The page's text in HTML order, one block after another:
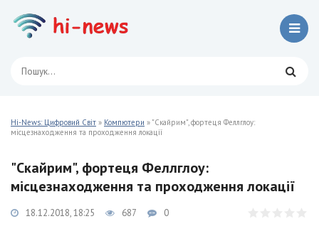
Hi-News: Цифровий Світ » Компютери » "Скайрим", фортеця Феллглоу:
місцезнаходження та проходження локації
"Скайрим", фортеця Феллглоу:
місцезнаходження та проходження локації
18.12.2018, 18:25 687 0